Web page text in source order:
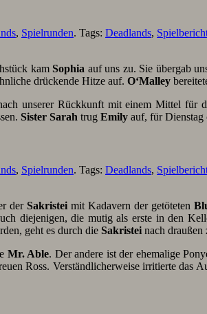
, Spielrunden. Tags: Deadlands,
kamSophia auf uns zu. Sie übergab
drückende Hitze auf. O‘Malley
unserer Rückkunft mit einem Mittel für
Sister Sarah trug Emily auf, für Dienstag
, Spielrunden. Tags: Deadlands,
der Sakristei mit Kadavern der getöteten
diejenigen, die mutig als erste in den
geht es durch die Sakristei nach
Mr. Able. Der andere ist der ehemalige
Ross. Verständlicherweise irritierte das